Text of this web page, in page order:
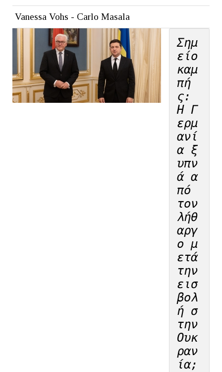
Vanessa Vohs - Carlo Masala
Σημ
είο
καμ
πή
ς:
Η Γ
ερμ
ανί
α ξ
υπν
ά α
πό
τον
λήθ
αργ
ο μ
ετά
την
εισ
βολ
ή σ
την
Ουκ
ραν
ία;